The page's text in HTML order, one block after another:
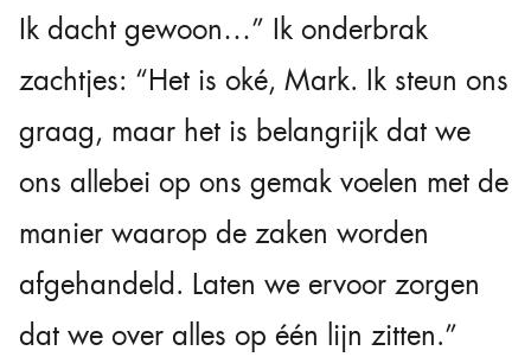
Ik dacht gewoon…” Ik onderbrak
zachtjes: “Het is oké, Mark. Ik steun ons
graag, maar het is belangrijk dat we
ons allebei op ons gemak voelen met de
manier waarop de zaken worden
afgehandeld. Laten we ervoor zorgen
dat we over alles op één lijn zitten.”